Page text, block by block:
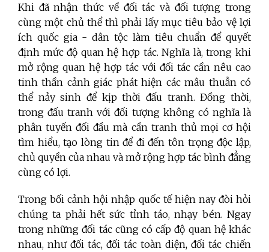
Khi đã nhận thức về đối tác và đối tượng trong
cùng một chủ thể thì phải lấy mục tiêu bảo vệ lợi
ích quốc gia - dân tộc làm tiêu chuẩn để quyết
định mức độ quan hệ hợp tác. Nghĩa là, trong khi
mở rộng quan hệ hợp tác với đối tác cần nêu cao
tinh thần cảnh giác phát hiện các mâu thuẫn có
thể nảy sinh để kịp thời đấu tranh. Đồng thời,
trong đấu tranh với đối tượng không có nghĩa là
phân tuyến đối đầu mà cần tranh thủ mọi cơ hội
tìm hiểu, tạo lòng tin để đi đến tôn trọng độc lập,
chủ quyền của nhau và mở rộng hợp tác bình đẳng
cùng có lợi.
Trong bối cảnh hội nhập quốc tế hiện nay đòi hỏi
chúng ta phải hết sức tỉnh táo, nhạy bén. Ngay
trong những đối tác cũng có cấp độ quan hệ khác
nhau, như đối tác, đối tác toàn diện, đối tác chiến